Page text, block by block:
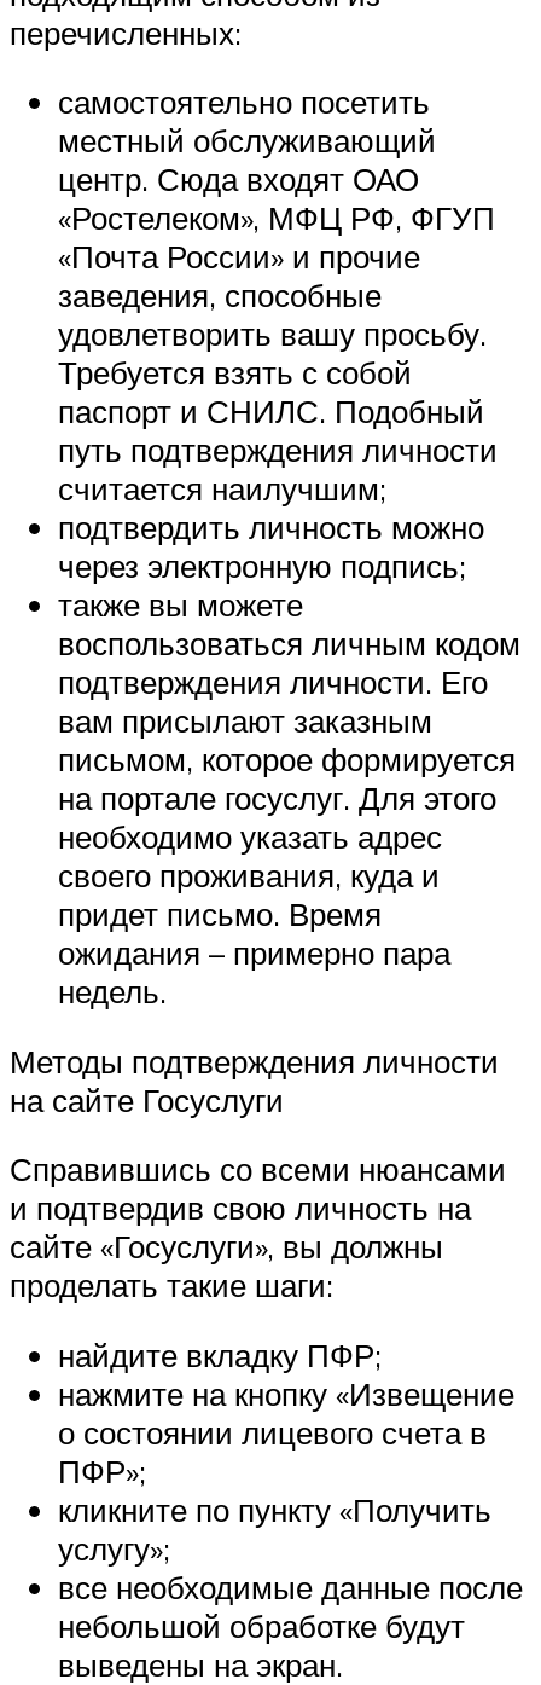
перечисленных:
самостоятельно посетить
местный обслуживающий
центр. Сюда входят ОАО
«Ростелеком», МФЦ РФ, ФГУП
«Почта России» и прочие
заведения, способные
удовлетворить вашу просьбу.
Требуется взять с собой
паспорт и СНИЛС. Подобный
путь подтверждения личности
считается наилучшим;
подтвердить личность можно
через электронную подпись;
также вы можете
воспользоваться личным кодом
подтверждения личности. Его
вам присылают заказным
письмом, которое формируется
на портале госуслуг. Для этого
необходимо указать адрес
своего проживания, куда и
придет письмо. Время
ожидания – примерно пара
недель.
Методы подтверждения личности
на сайте Госуслуги
Справившись со всеми нюансами
и подтвердив свою личность на
сайте «Госуслуги», вы должны
проделать такие шаги:
найдите вкладку ПФР;
нажмите на кнопку «Извещение
о состоянии лицевого счета в
ПФР»;
кликните по пункту «Получить
услугу»;
все необходимые данные после
небольшой обработке будут
выведены на экран.